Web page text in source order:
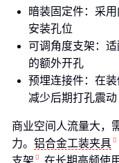
暗装固定件：采
安装孔位
可调角度支架：
的额外开孔
预埋连接件：在
减少后期打孔震动
商业空间人流量大，
力。 铝合金工装夹具
支架
在长期高频使